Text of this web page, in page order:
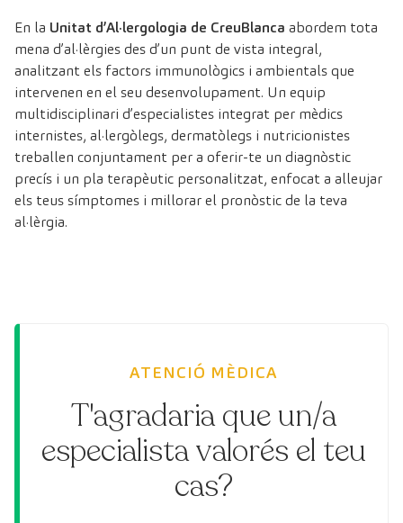
En la Unitat d’Al·lergologia de CreuBlanca abordem tota
mena d’al·lèrgies des d’un punt de vista integral,
analitzant els factors immunològics i ambientals que
intervenen en el seu desenvolupament. Un equip
multidisciplinari d’especialistes integrat per mèdics
internistes, al·lergòlegs, dermatòlegs i nutricionistes
treballen conjuntament per a oferir-te un diagnòstic
precís i un pla terapèutic personalitzat, enfocat a alleujar
els teus símptomes i millorar el pronòstic de la teva
al·lèrgia.
ATENCIÓ MÈDICA
T'agradaria que un/a
especialista valorés el teu
cas?